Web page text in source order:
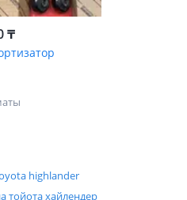
₸
highlander
тойота хайлендер